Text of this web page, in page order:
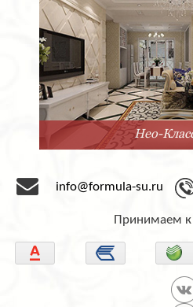
Нео-
info@formula-su.ru
Принимаем к